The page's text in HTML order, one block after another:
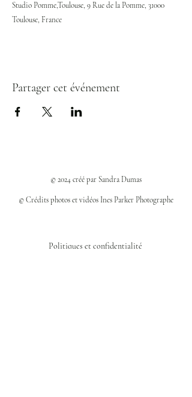
Studio Pomme,Toulouse, 9 Rue de la Pomme, 31000
Toulouse, France
Partager cet événement
© 2024 créé par Sandra Dumas
© Crédits photos et vidéos Ines Parker Photographe
Politiques et confidentialité